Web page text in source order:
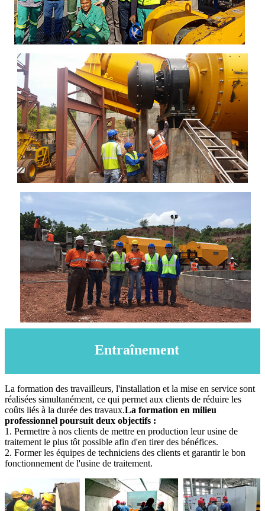
Entraînement
La formation des travailleurs, l'installation et la mise en service sont
réalisées simultanément, ce qui permet aux clients de réduire les
coûts liés à la durée des travaux.La formation en milieu
professionnel poursuit deux objectifs :
1. Permettre à nos clients de mettre en production leur usine de
traitement le plus tôt possible afin d'en tirer des bénéfices.
2. Former les équipes de techniciens des clients et garantir le bon
fonctionnement de l'usine de traitement.